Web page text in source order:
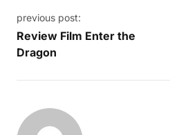
Post navigation
previous post:
Review Film Enter the
Dragon